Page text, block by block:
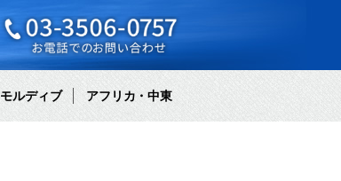
モルディブ アフリカ・中東